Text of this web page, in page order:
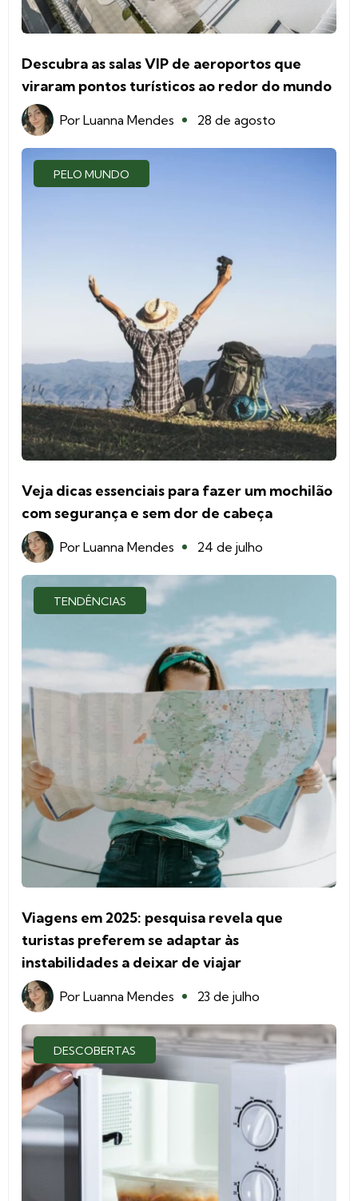
Descubra as salas VIP de aeroportos que
viraram pontos turísticos ao redor do mundo
Por Luanna Mendes 28 de agosto
PELO MUNDO
Veja dicas essenciais para fazer um mochilão
com segurança e sem dor de cabeça
Por Luanna Mendes 24 de julho
TENDÊNCIAS
Viagens em 2025: pesquisa revela que
turistas preferem se adaptar às
instabilidades a deixar de viajar
Por Luanna Mendes 23 de julho
DESCOBERTAS